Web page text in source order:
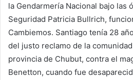
la Gendarmería Nacional bajo las
Seguridad Patricia Bullrich,
Cambiemos. Santiago tenía 28
del justo reclamo de la
provincia de Chubut, contra el
Benetton, cuando fue